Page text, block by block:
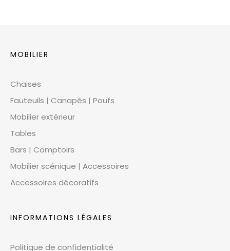
MOBILIER
Chaises
Fauteuils | Canapés | Poufs
Mobilier extérieur
Tables
Bars | Comptoirs
Mobilier scénique | Accessoires
Accessoires décoratifs
INFORMATIONS LÉGALES
Politique de confidentialité